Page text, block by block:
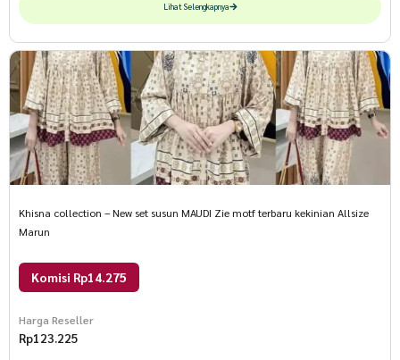
Lihat Selengkapnya
Khisna collection – New set susun MAUDI Zie motf terbaru kekinian Allsize
Marun
Komisi Rp14.275
Harga Reseller
Rp123.225